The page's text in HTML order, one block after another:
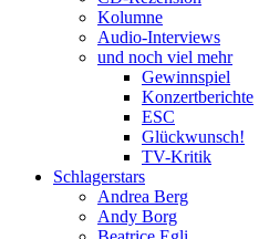
Kolumne
Audio-Interviews
und noch viel mehr
Gewinnspiel
Konzertberichte
ESC
Glückwunsch!
TV-Kritik
Schlagerstars
Andrea Berg
Andy Borg